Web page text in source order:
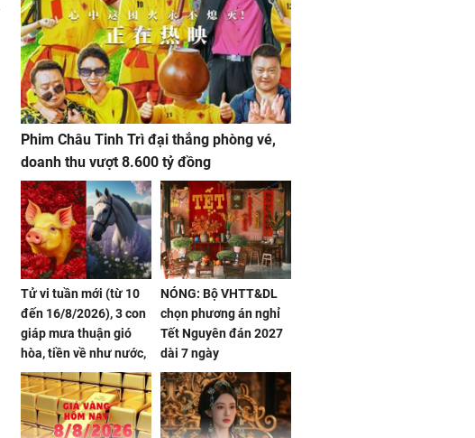
Phim Châu Tinh Trì đại thắng phòng vé,
doanh thu vượt 8.600 tỷ đồng
Tử vi tuần mới (từ 10
đến 16/8/2026), 3 con
giáp mưa thuận gió
hòa, tiền về như nước,
bạc vàng dư dả, Phú
Quý Vinh Hoa, vận
trình khai sáng
NÓNG: Bộ VHTT&DL
chọn phương án nghỉ
Tết Nguyên đán 2027
dài 7 ngày